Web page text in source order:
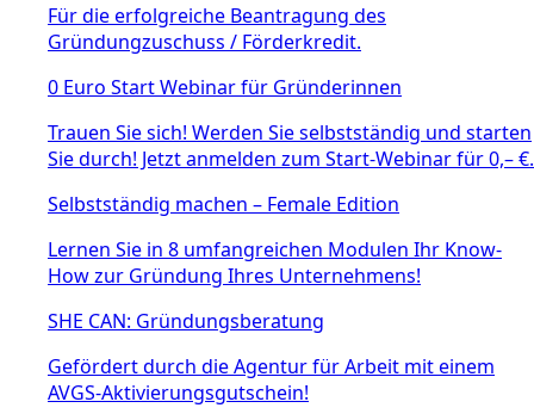
Für die erfolgreiche Beantragung des
Gründungzuschuss / Förderkredit.
0 Euro Start Webinar für Gründerinnen
Trauen Sie sich! Werden Sie selbstständig und starten
Sie durch! Jetzt anmelden zum Start-Webinar für 0,– €.
Selbstständig machen – Female Edition
Lernen Sie in 8 umfangreichen Modulen Ihr Know-
How zur Gründung Ihres Unternehmens!
SHE CAN: Gründungsberatung
Gefördert durch die Agentur für Arbeit mit einem
AVGS-Aktivierungsgutschein!